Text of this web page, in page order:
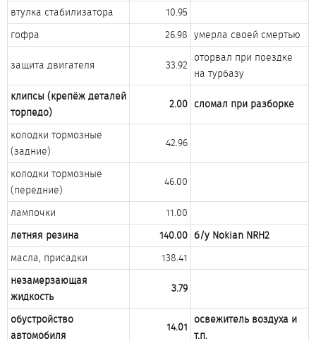
втулка стабилизатора​
10.95​
гофра​
26.98​ умерла своей смертью​
защита двигателя​ 33.92​
оторвал при поездке
на турбазу​
клипсы (крепёж деталей
торпедо)
2.00 сломал при разборке
колодки тормозные
(задние)​
42.96​
колодки тормозные
(передние)​
46.00​
лампочки​
11.00​
летняя резина
140.00 б/у Nokian NRH2
масла, присадки​
138.41​
незамерзающая
жидкость
3.79
обустройство
автомобиля
14.01
освежитель воздуха и
т.п.